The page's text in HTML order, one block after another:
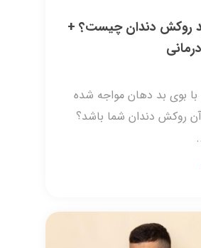
روکش دندان چیست؟ +
با بوی بد دهان مواجه شده
روکش دندان شما باشد؟